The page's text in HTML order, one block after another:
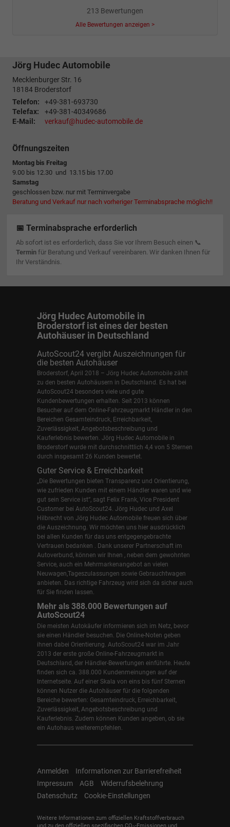
213 Bewertungen
Alle Bewertungen anzeigen >
Jörg Hudec Automobile
Mecklenburger Str. 16
18184 Broderstorf
Telefon:
+49-381-693730
Telefax:
+49-381-40349686
E-Mail:
verkauf@hudec-automobile.de
Öffnungszeiten
Montag bis Freitag
9.00 bis 12.30 und 13.15 bis 17.00
Samstag
geschlossen bzw. nur mit Terminvergabe
Beratung und Verkauf nur nach vorheriger Terminabsprache möglich!!
📅 Terminabsprache erforderlich
Ab sofort ist es erforderlich, dass Sie vor Ihrem Besuch einen 📞
Terminfür Beratung und Verkauf vereinbaren. Wir danken Ihnen für
Ihr Verständnis.
Jörg Hudec Automobile in
Broderstorf ist eines der besten
Autohäuser in Deutschland
AutoScout24 vergibt Auszeichnungen für
die besten Autohäuser
Broderstorf, April 2018 – Jörg Hudec Automobile zählt
zu den besten Autohäusern in Deutschland. Es hat bei
AutoScout24 besonders viele und gute
Kundenbewertungen erhalten. Seit 2013 können
Besucher auf dem Online-Fahrzeugmarkt Händler in den
Bereichen Gesamteindruck, Erreichbarkeit,
Zuverlässigkeit, Angebotsbeschreibung und
Kauferlebnis bewerten. Jörg Hudec Automobile in
Broderstorf wurde mit durchschnittlich 4,4 von 5 Sternen
durch insgesamt 26 Kunden bewertet.
Guter Service & Erreichbarkeit
„Die Bewertungen bieten Transparenz und Orientierung,
wie zufrieden Kunden mit einem Händler waren und wie
gut sein Service ist“, sagt Felix Frank, Vice President
Customer bei AutoScout24. Jörg Hudec und Axel
Hilbrecht von Jörg Hudec Automobile freuen sich über
die Auszeichnung. Wir möchten uns hier ausdrücklich
bei allen Kunden für das uns entgegengebrachte
Vertrauen bedanken . Dank unserer Partnerschaft im
Autoverbund, können wir Ihnen , neben dem gewohnten
Service, auch ein Mehrmarkenangebot an vielen
Neuwagen,Tageszulassungen sowie Gebrauchtwagen
anbieten. Das richtige Fahrzeug wird sich da sicher auch
für Sie finden lassen.
Mehr als 388.000 Bewertungen auf
AutoScout24
Die meisten Autokäufer informieren sich im Netz, bevor
sie einen Händler besuchen. Die Online-Noten geben
ihnen dabei Orientierung. AutoScout24 war im Jahr
2013 der erste große Online-Fahrzeugmarkt in
Deutschland, der Händler-Bewertungen einführte. Heute
finden sich ca. 388.000 Kundenmeinungen auf der
Internetseite. Auf einer Skala von eins bis fünf Sternen
können Nutzer die Autohäuser für die folgenden
Bereiche bewerten: Gesamteindruck, Erreichbarkeit,
Zuverlässigkeit, Angebotsbeschreibung und
Kauferlebnis. Zudem können Kunden angeben, ob sie
ein Autohaus weiterempfehlen.
Anmelden
Informationen zur Barrierefreiheit
Impressum
AGB
Widerrufsbelehrung
Datenschutz
Cookie-Einstellungen
Weitere Informationen zum offiziellen Kraftstoffverbrauch